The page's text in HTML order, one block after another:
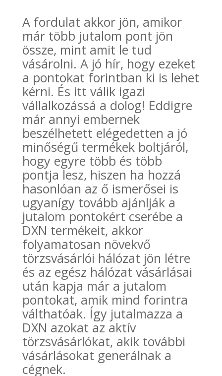
A fordulat akkor jön, amikor
már több jutalom pont jön
össze, mint amit le tud
vásárolni. A jó hír, hogy ezeket
a pontokat forintban ki is lehet
kérni. És itt válik igazi
vállalkozássá a dolog! Eddigre
már annyi embernek
beszélhetett elégedetten a jó
minőségű termékek boltjáról,
hogy egyre több és több
pontja lesz, hiszen ha hozzá
hasonlóan az ő ismerősei is
ugyanígy tovább ajánlják a
jutalom pontokért cserébe a
DXN termékeit, akkor
folyamatosan növekvő
törzsvásárlói hálózat jön létre
és az egész hálózat vásárlásai
után kapja már a jutalom
pontokat, amik mind forintra
válthatóak. Így jutalmazza a
DXN azokat az aktív
törzsvásárlókat, akik további
vásárlásokat generálnak a
cégnek.